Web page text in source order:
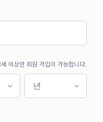
이상만 회원 가입이 가능합니다.
년
년